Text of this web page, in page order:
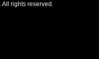
All rights reserved.